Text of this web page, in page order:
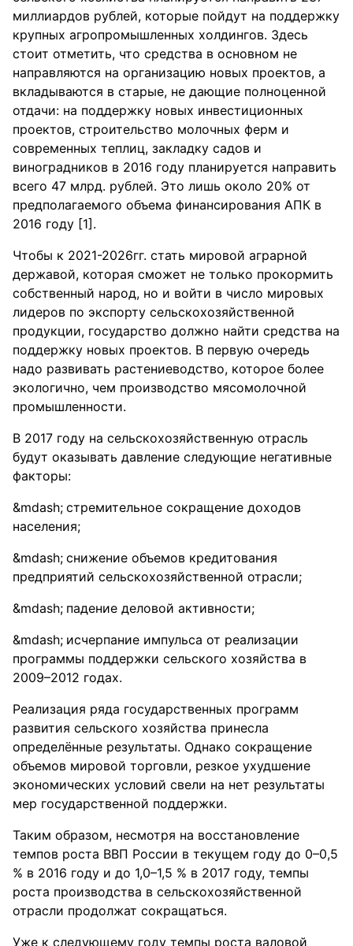
миллиардов рублей, которые пойдут на поддержку
крупных агропромышленных холдингов. Здесь
стоит отметить, что средства в основном не
направляются на организацию новых проектов, а
вкладываются в старые, не дающие полноценной
отдачи: на поддержку новых инвестиционных
проектов, строительство молочных ферм и
современных теплиц, закладку садов и
виноградников в 2016 году планируется направить
всего 47 млрд. рублей. Это лишь около 20% от
предполагаемого объема финансирования АПК в
2016 году [1].
Чтобы к 2021-2026гг. стать мировой аграрной
державой, которая сможет не только прокормить
собственный народ, но и войти в число мировых
лидеров по экспорту сельскохозяйственной
продукции, государство должно найти средства на
поддержку новых проектов. В первую очередь
надо развивать растениеводство, которое более
экологично, чем производство мясомолочной
промышленности.
В 2017 году на сельскохозяйственную отрасль
будут оказывать давление следующие негативные
факторы:
стремительное сокращение доходов
населения;
снижение объемов кредитования
предприятий сельскохозяйственной отрасли;
падение деловой активности;
исчерпание импульса от реализации
программы поддержки сельского хозяйства в
2009–2012 годах.
Реализация ряда государственных программ
развития сельского хозяйства принесла
определённые результаты. Однако сокращение
объемов мировой торговли, резкое ухудшение
экономических условий свели на нет результаты
мер государственной поддержки.
Таким образом, несмотря на восстановление
темпов роста ВВП России в текущем году до 0–0,5
% в 2016 году и до 1,0–1,5 % в 2017 году, темпы
роста производства в сельскохозяйственной
отрасли продолжат сокращаться.
Уже к следующему году темпы роста валовой